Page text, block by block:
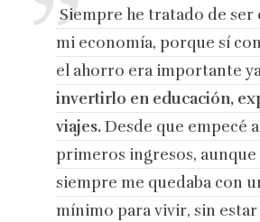
Siempre he tratado de ser
mi economía, porque sí
el ahorro era importante
invertirlo en educación,
viajes.Desde que empecé
primeros ingresos,
siempre me quedaba con
mínimo para vivir, sin estar